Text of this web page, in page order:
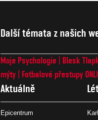
Další témata z našich
Moje Psychologie Blesk
mýty
Fotbalové přestupy
Aktuálně
Epicentrum